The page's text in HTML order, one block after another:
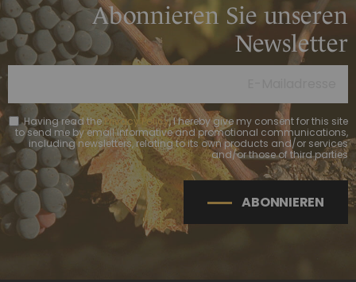
Abonnieren Sie unseren
Newsletter
Having read thePrivacy Policy, I hereby give my consent for this site
to send me by email informative and promotional communications,
including newsletters, relating to its own products and/or services
and/or those of third parties
ABONNIEREN